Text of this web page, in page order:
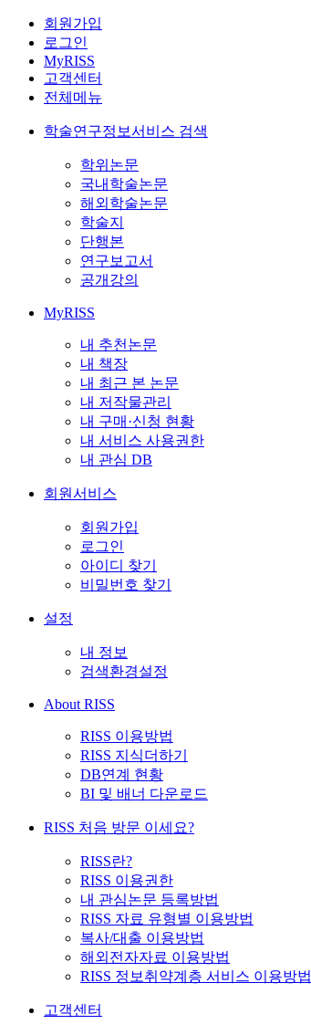
회원가입
로그인
MyRISS
고객센터
전체메뉴
학술연구정보서비스 검색
학위논문
국내학술논문
해외학술논문
학술지
단행본
연구보고서
공개강의
MyRISS
내 추천논문
내 책장
내 최근 본 논문
내 저작물관리
내 구매·신청 현황
내 서비스 사용권한
내 관심 DB
회원서비스
회원가입
로그인
아이디 찾기
비밀번호 찾기
설정
내 정보
검색환경설정
About RISS
RISS 이용방법
RISS 지식더하기
DB연계 현황
BI 및 배너 다운로드
RISS 처음 방문 이세요?
RISS란?
RISS 이용권한
내 관심논문 등록방법
RISS 자료 유형별 이용방법
복사/대출 이용방법
해외전자자료 이용방법
RISS 정보취약계층 서비스 이용방법
고객센터